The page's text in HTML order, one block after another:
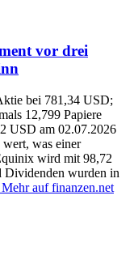
vor drei
bei 781,34 USD;
12,799 Papiere
USD am 02.07.2026
was einer
wird mit 98,72
wurden in
Mehr auf finanzen.net